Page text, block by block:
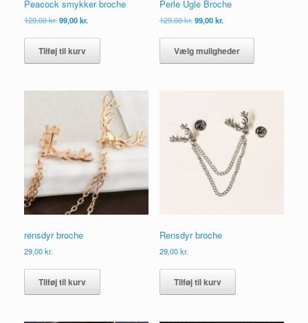
Peacock smykker broche
129,00kr.Den
pris
var:
129,00 kr..
99,00kr.
pris
99,00 kr..
Tilføj til kurv
Perle Ugle Broche
129,00kr. Den
pris
var:
129,00 kr..
99,00kr.Den
pris
er:
99,00 kr..
Vælg muligheder
Dette
har
kan
vælges
på
rensdyr broche
29,00kr.
Tilføj til kurv
Rensdyr broche
29,00kr.
Tilføj til kurv